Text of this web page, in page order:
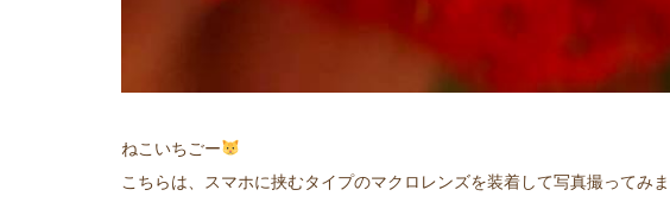
ねこいちごー
こちらは、スマホに挟むタイプのマクロレンズを装着して写真撮ってみ